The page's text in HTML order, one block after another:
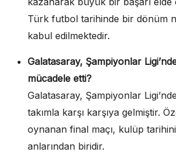
Türk futbol tarihinde bir dönüm
kabul edilmektedir.
Galatasaray, Şampiyonlar
mücadele etti?
Galatasaray, Şampiyonlar
takımla karşı karşıya gelmiştir.
oynanan final maçı, kulüp
anlarından biridir.